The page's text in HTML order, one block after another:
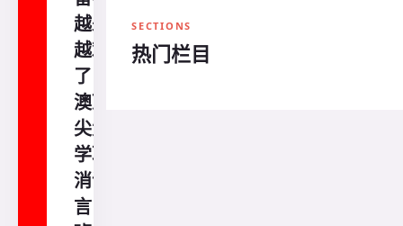
越来
越难
了！
澳顶
尖大
学取
消语
言
SECTIONS
热门栏目